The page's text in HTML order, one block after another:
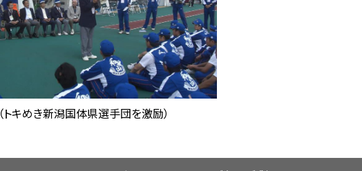
（トキめき新潟国体県選手団を激励）